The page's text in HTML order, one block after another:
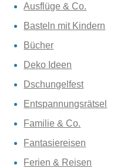
Ausflüge & Co.
Basteln mit Kindern
Bücher
Deko Ideen
Dschungelfest
Entspannungsrätsel
Familie & Co.
Fantasiereisen
Ferien & Reisen